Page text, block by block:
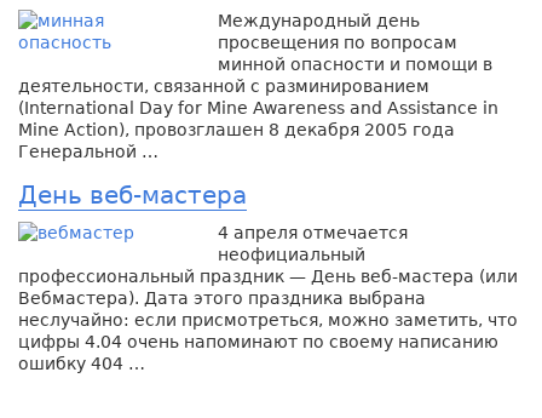
Международный день
просвещения по вопросам
минной опасности и помощи в
деятельности, связанной с разминированием
(International Day for Mine Awareness and Assistance in
Mine Action), провозглашен 8 декабря 2005 года
Генеральной …
День веб-мастера
4 апреля отмечается
неофициальный
профессиональный праздник — День веб-мастера (или
Вебмастера). Дата этого праздника выбрана
неслучайно: если присмотреться, можно заметить, что
цифры 4.04 очень напоминают по своему написанию
ошибку 404 …